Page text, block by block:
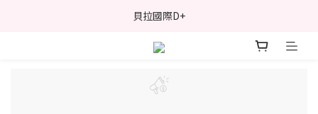
貝拉國際D+